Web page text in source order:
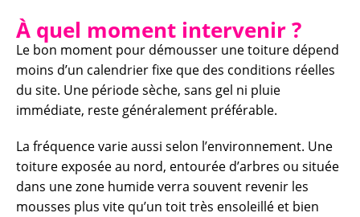
À quel moment intervenir ?
Le bon moment pour démousser une toiture dépend
moins d’un calendrier fixe que des conditions réelles
du site. Une période sèche, sans gel ni pluie
immédiate, reste généralement préférable.
La fréquence varie aussi selon l’environnement. Une
toiture exposée au nord, entourée d’arbres ou située
dans une zone humide verra souvent revenir les
mousses plus vite qu’un toit très ensoleillé et bien